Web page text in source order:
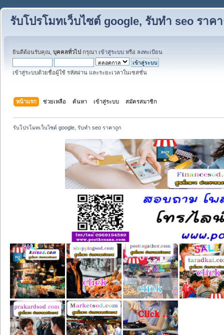
รับโปรโมทเว็บไซต์ google, รับทำ seo ราค
ยินดีต้อนรับคุณ, บุคคลทั่วไป กรุณา เข้าสู่ระบบ หรือ ลงทะเบียน
เข้าสู่ระบบด้วยชื่อผู้ใช้ รหัสผ่าน และระยะเวลาในเซสชั่น
หน้าแรก ช่วยเหลือ ค้นหา เข้าสู่ระบบ สมัครสมาชิก
รับโปรโมทเว็บไซต์ google, รับทำ seo ราคาถูก